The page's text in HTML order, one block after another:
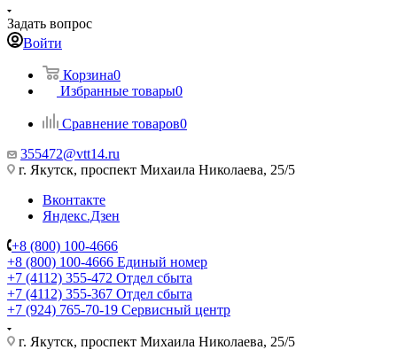
Задать вопрос
Войти
Корзина0
Избранные товары0
Сравнение товаров0
355472@vtt14.ru
г. Якутск, проспект Михаила Николаева, 25/5
Вконтакте
Яндекс.Дзен
+8 (800) 100-4666
+8 (800) 100-4666 Единый номер
+7 (4112) 355-472 Отдел сбыта
+7 (4112) 355-367 Отдел сбыта
+7 (924) 765-70-19 Сервисный центр
г. Якутск, проспект Михаила Николаева, 25/5